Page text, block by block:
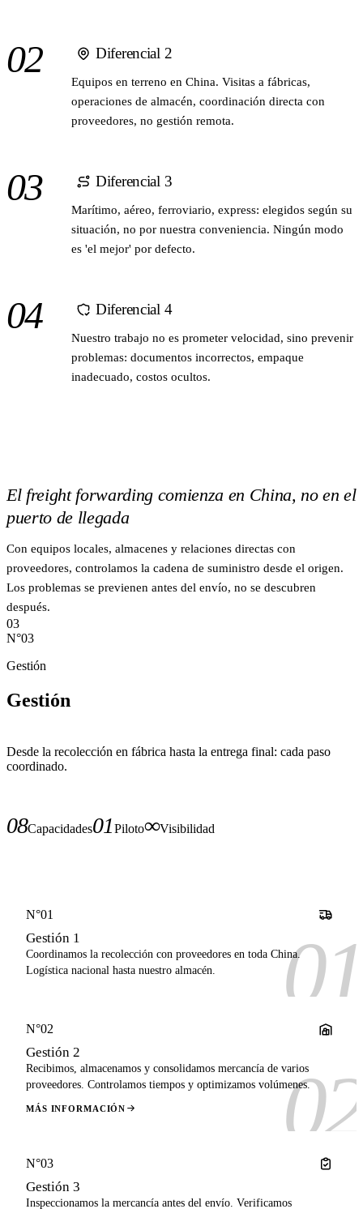
02 Diferencial 2
Equipos en terreno en China. Visitas a fábricas,
operaciones de almacén, coordinación directa con
proveedores, no gestión remota.
03 Diferencial 3
Marítimo, aéreo, ferroviario, express: elegidos según su
situación, no por nuestra conveniencia. Ningún modo
es 'el mejor' por defecto.
04 Diferencial 4
Nuestro trabajo no es prometer velocidad, sino prevenir
problemas: documentos incorrectos, empaque
inadecuado, costos ocultos.
El freight forwarding comienza en China, no en el
puerto de llegada
Con equipos locales, almacenes y relaciones directas con
proveedores, controlamos la cadena de suministro desde el origen.
Los problemas se previenen antes del envío, no se descubren
después.
03
N°03
Gestión
Gestión
Desde la recolección en fábrica hasta la entrega final: cada paso
coordinado.
08Capacidades01Piloto∞Visibilidad
01
N°01
Gestión 1
Coordinamos la recolección con proveedores en toda China.
Logística nacional hasta nuestro almacén.
02
N°02
Gestión 2
Recibimos, almacenamos y consolidamos mercancía de varios
proveedores. Controlamos tiempos y optimizamos volúmenes.
MÁS INFORMACIÓN
N°03
Gestión 3
Inspeccionamos la mercancía antes del envío. Verificamos